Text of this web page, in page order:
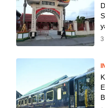
3